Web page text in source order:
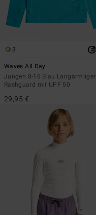
3
Waves All Day
Jungen 8-16 Blau Langärmliger
Rashguard mit UPF 50
29,95 €